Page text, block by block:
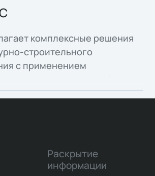
комплексные решения
строительного
с применением
моделирования объектов
а также
Раскрытие
информации